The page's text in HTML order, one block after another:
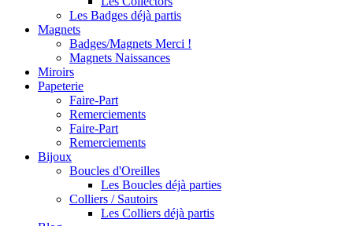
Les Badges déjà partis
Magnets
Badges/Magnets Merci !
Magnets Naissances
Miroirs
Papeterie
Faire-Part
Remerciements
Faire-Part
Remerciements
Bijoux
Boucles d'Oreilles
Les Boucles déjà parties
Colliers / Sautoirs
Les Colliers déjà partis